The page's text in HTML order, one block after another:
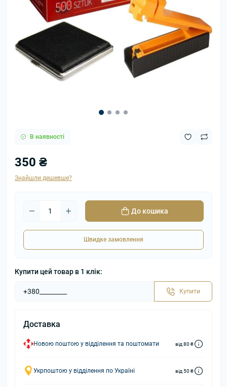
В наявності
350 ₴
Знайшли дешевше?
До кошика
Швидке замовлення
Купити цей товар в 1 клік:
Купити
Доставка
Новою поштою у відділення та поштомати від 80 ₴
Укрпоштою у відділення по Україні від 50 ₴